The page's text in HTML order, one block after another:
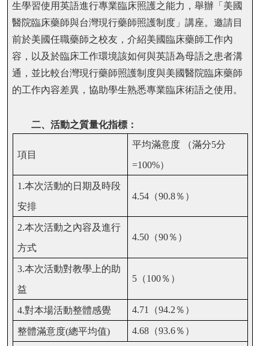
生學習使用英語進行專業臨床照護之能力，舉辦「美國
醫院臨床藥師與台灣現行藥師照護制度」講座。邀請目
前於美國任職藥師之校友，介紹美國臨床藥師工作內
容，以及於臨床工作環境該如何與英語為母語之患者溝
通，並比較台灣現行藥師照護制度與美國醫院臨床藥師
的工作內容差異，協助學生熟悉專業臨床術語之使用。
二、活動之質量化指標：
項目
平均滿意度 （滿分5分
=100%）
1.本次活動的日期及時段
安排
4.54 （90.8％）
2.本次活動之內容及進行
方式
4.50 （90％）
3.本次活動對教學上的助
益
5 （100％）
4.對本場活動整體感覺 4.71 （94.2 ％）
整體滿意度(總平均值) 4.68 （93.6％）